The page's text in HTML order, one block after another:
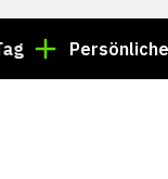
Persönliche